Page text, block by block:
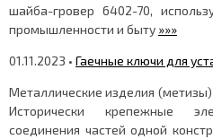
шайба-гровер 6402-70,
промышленности и быту »»»
01.11.2023 • Гаечные ключи для
Металлические изделия
Исторически крепежные
соединения частей одной